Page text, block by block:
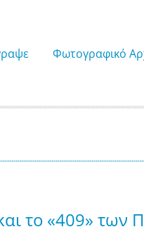
Φωτογραφικό
το «409» των